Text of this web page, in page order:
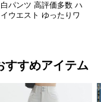
白パンツ 高評価多数 ハ
イウエスト ゆったりワ
すすめアイテム